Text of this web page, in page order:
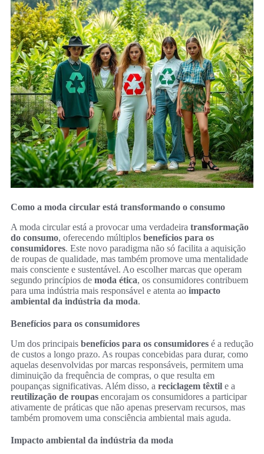
Como a moda circular está transformando o consumo
A moda circular está a provocar uma verdadeira transformação
do consumo, oferecendo múltiplos benefícios para os
consumidores. Este novo paradigma não só facilita a aquisição
de roupas de qualidade, mas também promove uma mentalidade
mais consciente e sustentável. Ao escolher marcas que operam
segundo princípios de moda ética, os consumidores contribuem
para uma indústria mais responsável e atenta ao impacto
ambiental da indústria da moda.
Benefícios para os consumidores
Um dos principais benefícios para os consumidores é a redução
de custos a longo prazo. As roupas concebidas para durar, como
aquelas desenvolvidas por marcas responsáveis, permitem uma
diminuição da frequência de compras, o que resulta em
poupanças significativas. Além disso, a reciclagem têxtil e a
reutilização de roupas encorajam os consumidores a participar
ativamente de práticas que não apenas preservam recursos, mas
também promovem uma consciência ambiental mais aguda.
Impacto ambiental da indústria da moda